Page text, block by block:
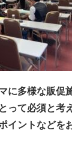
に多様な販促
って必須と考
イントなどを